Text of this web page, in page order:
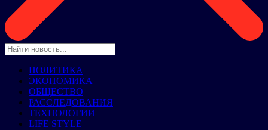
ПОЛИТИКА
ЭКОНОМИКА
ОБЩЕСТВО
РАССЛЕДОВАНИЯ
ТЕХНОЛОГИИ
LIFE STYLE